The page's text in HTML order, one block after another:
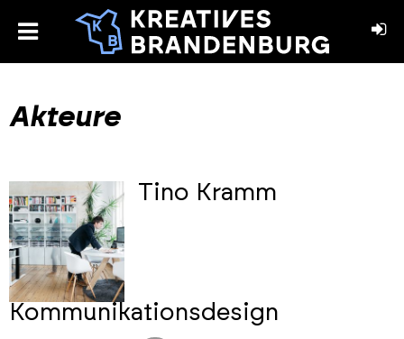
toggle
Akteure
Tino Kramm
Kommunikationsdesign